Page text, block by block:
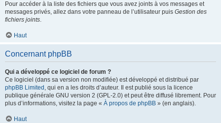
Pour accéder à la liste des fichiers que vous avez joints à vos messages et
messages privés, allez dans votre panneau de l’utilisateur puis Gestion des
fichiers joints.
Haut
Concernant phpBB
Qui a développé ce logiciel de forum ?
Ce logiciel (dans sa version non modifiée) est développé et distribué par
phpBB Limited , qui en a les droits d’auteur. Il est publié sous la licence
publique générale GNU version 2 (GPL-2.0) et peut être diffusé librement. Pour
plus d’informations, visitez la page « À propos de phpBB » (en anglais).
Haut